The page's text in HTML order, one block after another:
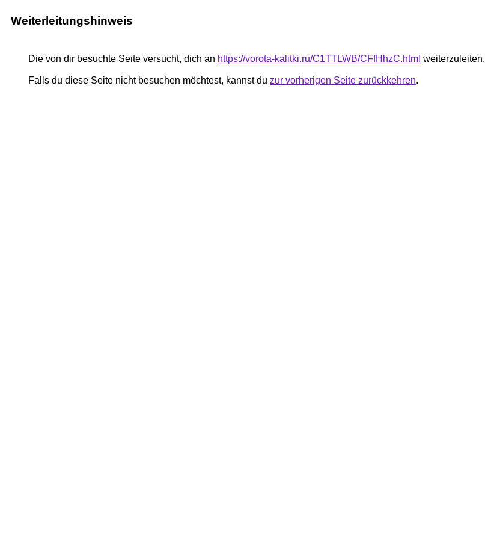
Weiterleitungshinweis
Die von dir besuchte Seite versucht, dich an https://vorota-kalitki.ru/C1TTLWB/CFfHhzC.html weiterzuleiten.
Falls du diese Seite nicht besuchen möchtest, kannst du zur vorherigen Seite zurückkehren.